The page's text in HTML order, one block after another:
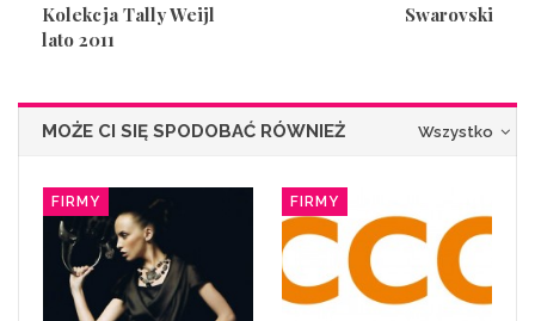
Kolekcja Tally Weijl
lato 2011
Swarovski
Wszystko
MOŻE CI SIĘ SPODOBAĆ RÓWNIEŻ
FIRMY FIRMY